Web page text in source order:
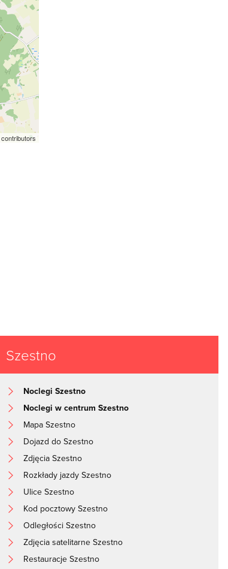
contributors
Szestno
Noclegi Szestno
Noclegi w centrum Szestno
Mapa Szestno
Dojazd do Szestno
Zdjęcia Szestno
Rozkłady jazdy Szestno
Ulice Szestno
Kod pocztowy Szestno
Odległości Szestno
Zdjęcia satelitarne Szestno
Restauracje Szestno